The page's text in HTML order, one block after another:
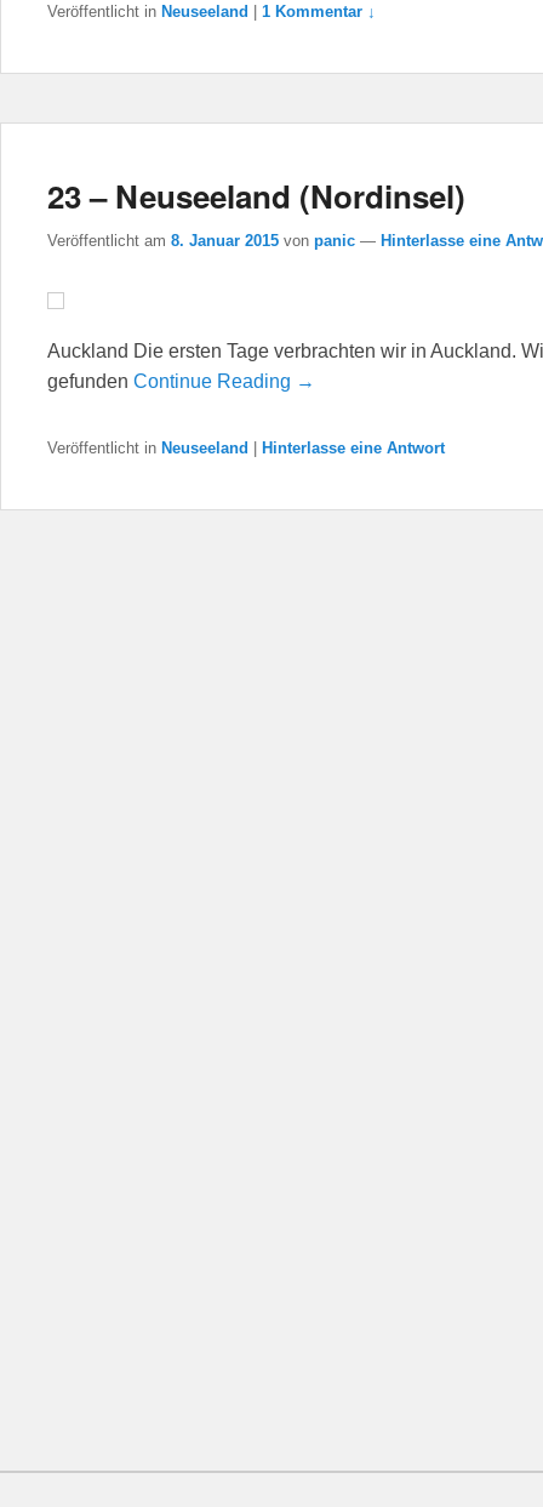
Veröffentlicht in Neuseeland | 1 Kommentar ↓
23 – Neuseeland (Nordinsel)
Veröffentlicht am 8. Januar 2015 von panic — Hinterlasse eine
Auckland Die ersten Tage verbrachten wir in Auckland.
gefunden Continue Reading →
Veröffentlicht in Neuseeland Hinterlasse eine Antwort